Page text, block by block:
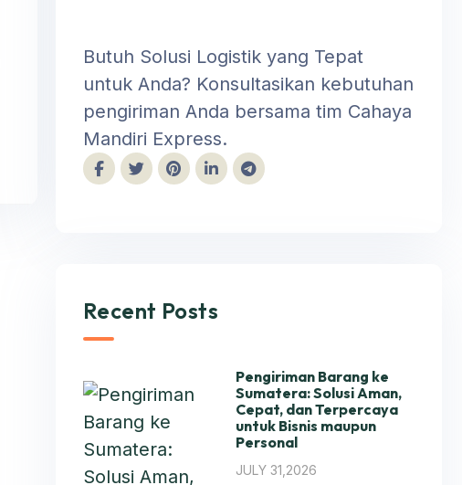
Butuh Solusi Logistik yang Tepat
untuk Anda? Konsultasikan kebutuhan
pengiriman Anda bersama tim Cahaya
Mandiri Express.
Recent Posts
Pengiriman Barang ke
Sumatera: Solusi Aman,
Cepat, dan Terpercaya
untuk Bisnis maupun
Personal
JULY 31,2026